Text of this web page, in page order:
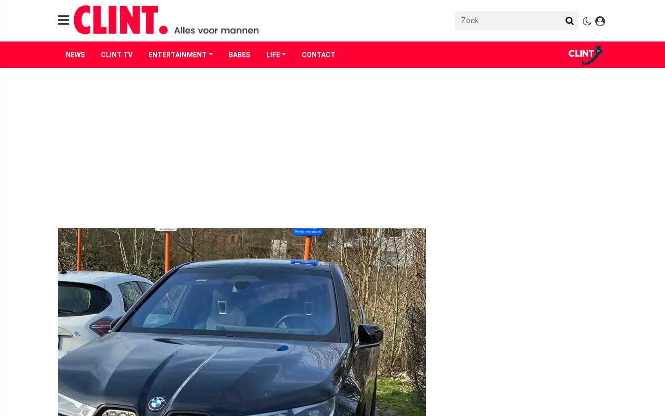
NEWS CLINT TV ENTERTAINMENT BABES LIFE CONTACT